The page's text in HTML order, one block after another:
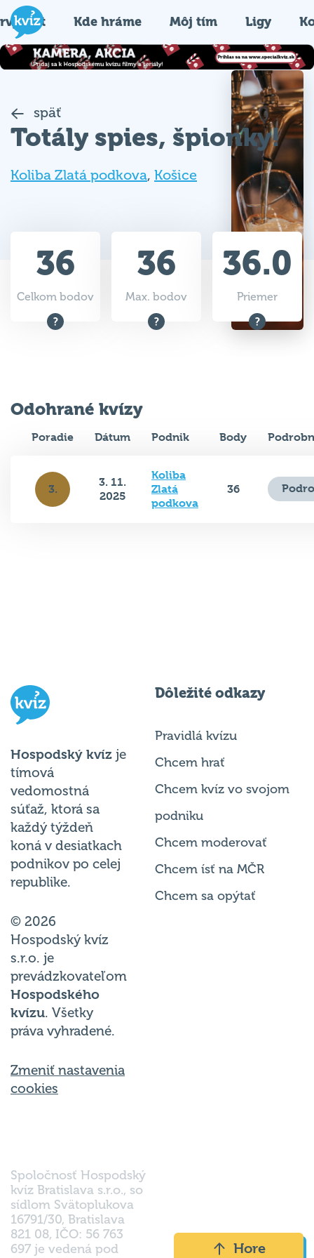
Kde hráme Môj tím Ligy
späť
Totály spies, špionky!
Koliba Zlatá podkova, Košice
36
Celkom bodov
36
Max. bodov
36.0
Priemer
Odohrané kvízy
Poradie Dátum Podnik Body
3.
3. 11.
2025
Koliba
Zlatá
podkova
36
Hospodský kvíz je
tímová
vedomostná
súťaž, ktorá sa
každý týždeň
koná v desiatkach
podnikov po celej
republike.
© 2026
Hospodský kvíz
s.r.o. je
prevádzkovateľom
Hospodského
kvízu. Všetky
práva vyhradené.
Zmeniť nastavenia
cookies
Dôležité odkazy
Pravidlá kvízu
Chcem hrať
Chcem kvíz vo svojom
podniku
Chcem moderovať
Chcem ísť na MČR
Chcem sa opýtať
Spoločnosť Hospodský
kvíz Bratislava s.r.o., so
sídlom Svätoplukova
16791/30, Bratislava
821 08, IČO: 56 763
697 je vedená pod
Hore